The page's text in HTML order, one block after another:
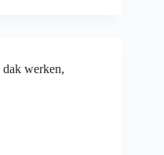
dak werken,